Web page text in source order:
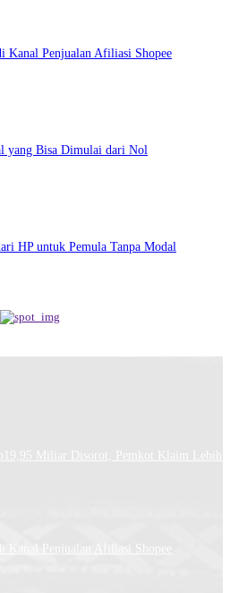
Kanal Penjualan Afiliasi Shopee
yang Bisa Dimulai dari Nol
HP untuk Pemula Tanpa Modal
Miliar Disorot, Pemkot Klaim Lebih
Kanal Penjualan Afiliasi Shopee